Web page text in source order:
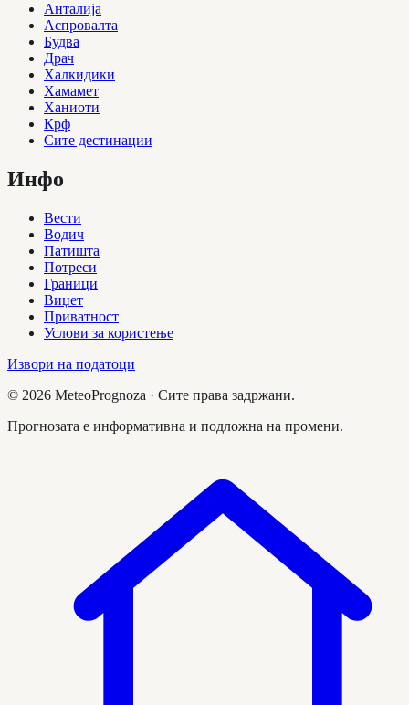
Анталија
Аспровалта
Будва
Драч
Халкидики
Хамамет
Ханиоти
Крф
Сите дестинации
Инфо
Вести
Водич
Патишта
Потреси
Граници
Виџет
Приватност
Услови за користење
Извори на податоци
© 2026 MeteoPrognoza · Сите права задржани.
Прогнозата е информативна и подложна на промени.